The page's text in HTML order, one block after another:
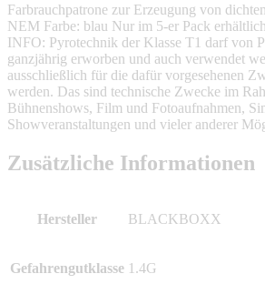
Farbrauchpatrone zur Erzeugung von
NEM Farbe: blau Nur im 5-er Pack
INFO: Pyrotechnik der Klasse T1 darf von
ganzjährig erworben und auch verwendet
ausschließlich für die dafür vorgesehenen
werden. Das sind technische Zwecke im
Bühnenshows, Film und Fotoaufnahmen,
Showveranstaltungen und vieler anderer
Zusätzliche Informationen
Hersteller BLACKBOXX
Gefahrengutklasse 1.4G